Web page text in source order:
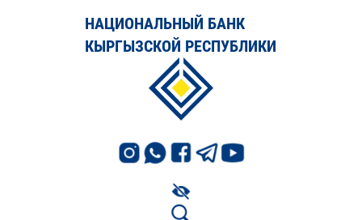
НАЦИОНАЛЬНЫЙ БАНК
КЫРГЫЗСКОЙ РЕСПУБЛИКИ